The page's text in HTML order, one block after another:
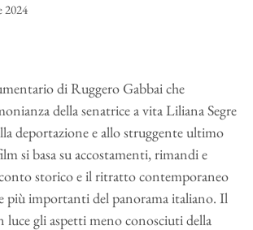
2024
di Ruggero Gabbai che
della senatrice a vita Liliana Segre
deportazione e allo struggente ultimo
si basa su accostamenti, rimandi e
storico e il ritratto contemporaneo
più importanti del panorama italiano. Il
gli aspetti meno conosciuti della